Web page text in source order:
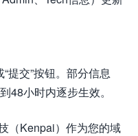
提交”按钮。部分信息
48小时内逐步生效。
（Kenpai）作为您的域